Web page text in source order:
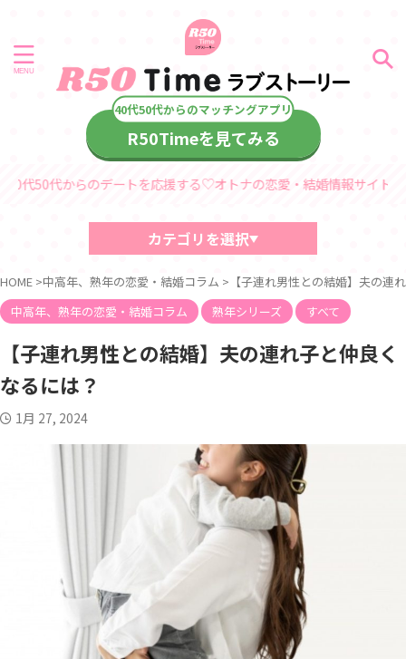
R50Timeを見てみる
のデートを応援する♡オトナの恋愛・結婚情報サイト「R50Timeラ
カテゴリを選択
中高年、熟年の恋愛・結婚コラム
デート情報
診断コンテンツ
中高年
熟年シリーズ
アラフィフシリーズ
R50恋愛小説
HOME >中高年、熟年の恋愛・結婚コラム > 【子連れ男性との結婚】夫の連
中高年、熟年の恋愛・結婚コラム
熟年シリーズ すべて
【子連れ男性との結婚】夫の連れ子と仲良く
なるには？
1月 27, 2024